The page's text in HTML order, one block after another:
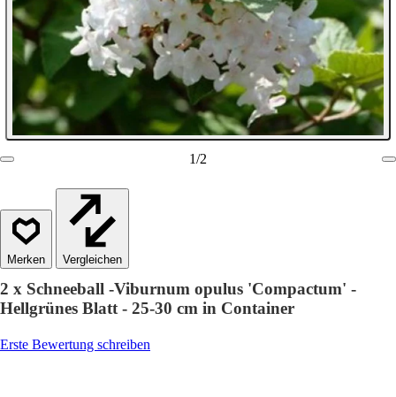
1/2
Vergleichen
2 x Schneeball -Viburnum opulus 'Compactum' -
Hellgrünes Blatt - 25-30 cm in Container
Erste Bewertung schreiben